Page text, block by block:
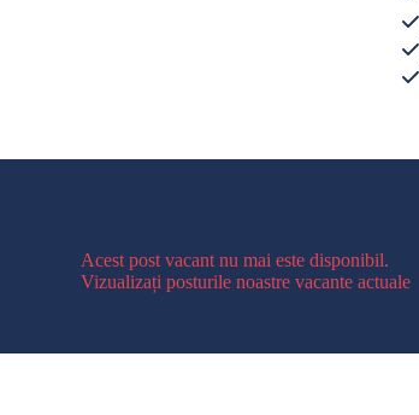
Acest post vacant nu mai este disponibil.
Vizualizați posturile noastre vacante actuale